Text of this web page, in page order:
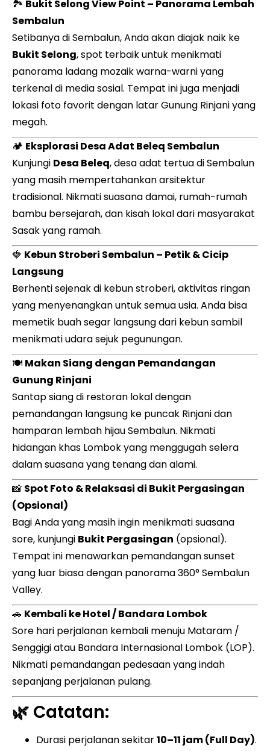
🏞️ Bukit Selong View Point – Panorama Lembah
Sembalun
Setibanya di Sembalun, Anda akan diajak naik ke
Bukit Selong, spot terbaik untuk menikmati
panorama ladang mozaik warna-warni yang
terkenal di media sosial. Tempat ini juga menjadi
lokasi foto favorit dengan latar Gunung Rinjani yang
megah.
🏕️ Eksplorasi Desa Adat Beleq Sembalun
Kunjungi Desa Beleq, desa adat tertua di Sembalun
yang masih mempertahankan arsitektur
tradisional. Nikmati suasana damai, rumah-rumah
bambu bersejarah, dan kisah lokal dari masyarakat
Sasak yang ramah.
🍓 Kebun Stroberi Sembalun – Petik & Cicip
Langsung
Berhenti sejenak di kebun stroberi, aktivitas ringan
yang menyenangkan untuk semua usia. Anda bisa
memetik buah segar langsung dari kebun sambil
menikmati udara sejuk pegunungan.
🍽️ Makan Siang dengan Pemandangan
Gunung Rinjani
Santap siang di restoran lokal dengan
pemandangan langsung ke puncak Rinjani dan
hamparan lembah hijau Sembalun. Nikmati
hidangan khas Lombok yang menggugah selera
dalam suasana yang tenang dan alami.
📸 Spot Foto & Relaksasi di Bukit Pergasingan
(Opsional)
Bagi Anda yang masih ingin menikmati suasana
sore, kunjungi Bukit Pergasingan (opsional).
Tempat ini menawarkan pemandangan sunset
yang luar biasa dengan panorama 360° Sembalun
Valley.
🚗 Kembali ke Hotel / Bandara Lombok
Sore hari perjalanan kembali menuju Mataram /
Senggigi atau Bandara Internasional Lombok (LOP).
Nikmati pemandangan pedesaan yang indah
sepanjang perjalanan pulang.
🌿 Catatan:
Durasi perjalanan sekitar10–11 jam (Full Day).